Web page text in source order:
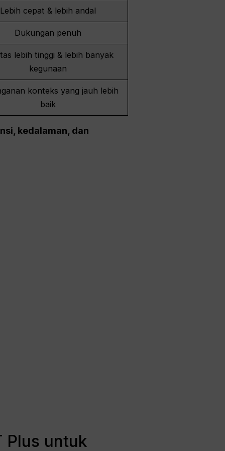
Lebih cepat & lebih andal
Dukungan penuh
lebih tinggi & lebih banyak
kegunaan
konteks yang jauh lebih
baik
kedalaman, dan
Plus untuk